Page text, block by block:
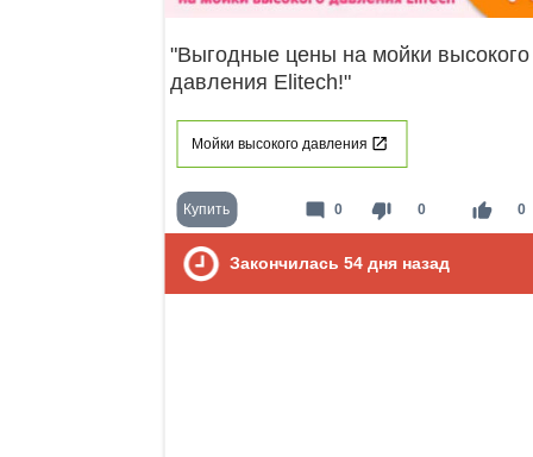
"Выгодные цены на мойки высокого
давления Elitech!"
Мойки высокого давления
Купить thumb_down 0 thumb_up 0
mode_comment 0
Закончилась 54 дня назад